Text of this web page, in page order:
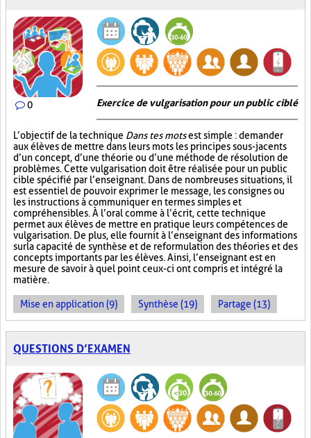
0 Exercice de vulgarisation pour un public ciblé
L’objectif de la technique Dans tes motsest simple : demander
aux élèves de mettre dans leurs mots les principes sous-jacents
d’un concept, d’une théorie ou d’une méthode de résolution de
problèmes. Cette vulgarisation doit être réalisée pour un public
cible spécifié par l’enseignant. Dans de nombreuses situations, il
est essentiel de pouvoir exprimer le message, les consignes ou
les instructions à communiquer en termes simples et
compréhensibles. À l’oral comme à l’écrit, cette technique
permet aux élèves de mettre en pratique leurs compétences de
vulgarisation. De plus, elle fournit à l’enseignant des informations
sur la capacité de synthèse et de reformulation des théories et des
concepts importants par les élèves. Ainsi, l’enseignant est en
mesure de savoir à quel point ceux-ci ont compris et intégré la
matière.
Mise en application (9) Synthèse (19) Partage (13)
QUESTIONS D’EXAMEN